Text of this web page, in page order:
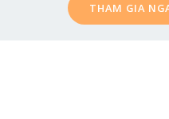
THAM GIA